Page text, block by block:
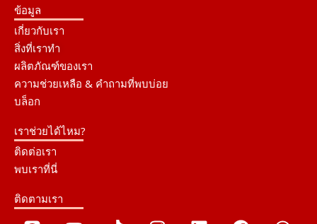
ข้อมูล
เกี่ยวกับเรา
สิ่งที่เราทำ
ผลิตภัณฑ์ของเรา
ความช่วยเหลือ & คำถามที่พบบ่อย
บล็อก
เราช่วยได้ไหม?
ติดต่อเรา
พบเราที่นี่
ติดตามเรา
L Y T I L F W